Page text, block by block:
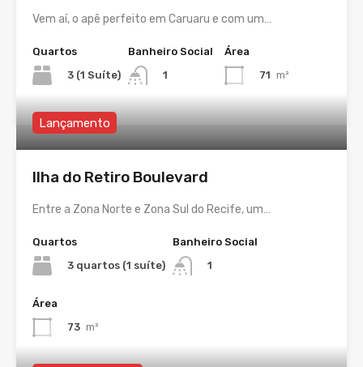
Vem aí, o apê perfeito em Caruaru e com um…
Quartos
3 (1 Suíte)
Banheiro Social
1
Área
71 m²
Lançamento
Ilha do Retiro Boulevard
Entre a Zona Norte e Zona Sul do Recife, um…
Quartos
3 quartos (1 suíte)
Banheiro Social
1
Área
73 m²